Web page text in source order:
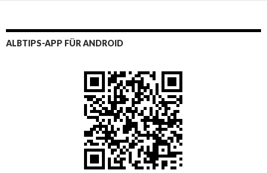
ALBTIPS-APP FÜR ANDROID